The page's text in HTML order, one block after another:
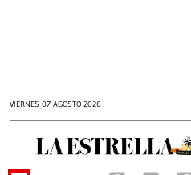
VIERNES 07 AGOSTO 2026